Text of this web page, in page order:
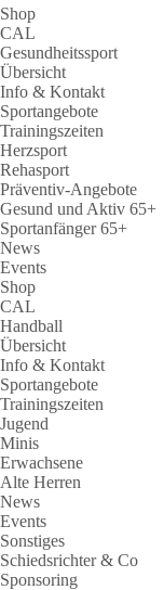
Shop
CAL
Gesundheitssport
Übersicht
Info & Kontakt
Sportangebote
Trainingszeiten
Herzsport
Rehasport
Präventiv-Angebote
Gesund und Aktiv 65+
Sportanfänger 65+
News
Events
Shop
CAL
Handball
Übersicht
Info & Kontakt
Sportangebote
Trainingszeiten
Jugend
Minis
Erwachsene
Alte Herren
News
Events
Sonstiges
Schiedsrichter & Co
Sponsoring